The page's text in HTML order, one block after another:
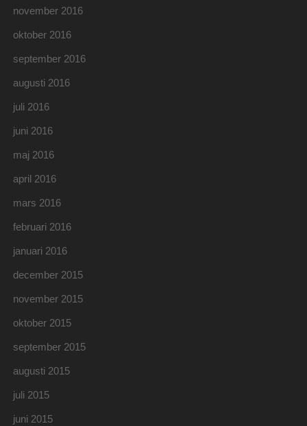
november 2016
oktober 2016
september 2016
augusti 2016
juli 2016
juni 2016
maj 2016
april 2016
mars 2016
februari 2016
januari 2016
december 2015
november 2015
oktober 2015
september 2015
augusti 2015
juli 2015
juni 2015